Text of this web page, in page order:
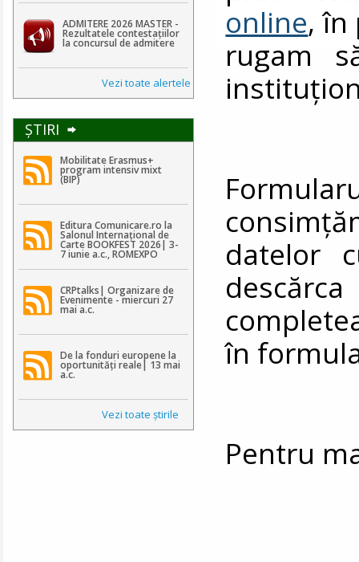
ADMITERE 2026 MASTER -
Rezultatele contestaţiilor
la concursul de admitere
Vezi toate alertele
ŞTIRI
Mobilitate Erasmus+
program intensiv mixt
(BIP)
Editura Comunicare.ro la
Salonul Internațional de
Carte BOOKFEST 2026| 3-
7 iunie a.c., ROMEXPO
CRPtalks| Organizare de
Evenimente - miercuri 27
mai a.c.
De la fonduri europene la
oportunități reale| 13 mai
a.c.
Vezi toate ştirile
online, în
rugam
datelor
în
Pentru